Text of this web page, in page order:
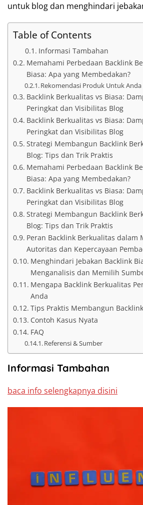
untuk blog dan menghindari
Table of Contents
Informasi Tambahan
Memahami Perbedaan Backlink
Biasa: Apa yang Membedakan?
Rekomendasi Produk Untuk Anda
Backlink Berkualitas vs Biasa:
Peringkat dan Visibilitas Blog
Backlink Berkualitas vs Biasa:
Peringkat dan Visibilitas Blog
Strategi Membangun Backlink
Blog: Tips dan Trik Praktis
Memahami Perbedaan Backlink
Biasa: Apa yang Membedakan?
Backlink Berkualitas vs Biasa:
Peringkat dan Visibilitas Blog
Strategi Membangun Backlink
Blog: Tips dan Trik Praktis
Peran Backlink Berkualitas dalam
Autoritas dan Kepercayaan
Menghindari Jebakan Backlink
Menganalisis dan Memilih
Mengapa Backlink Berkualitas
Anda
Tips Praktis Membangun
Contoh Kasus Nyata
FAQ
Referensi & Sumber
Informasi Tambahan
baca info selengkapnya disini